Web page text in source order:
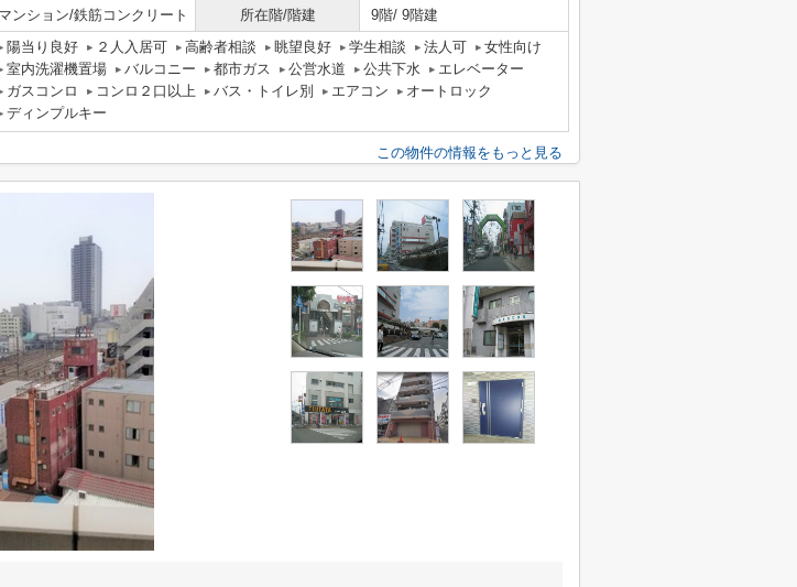
マンション/鉄筋コンクリート 所在階/階建 9階/ 9階建
陽当り良好 ２人入居可 高齢者相談 眺望良好 学生相談 法人可
女性向け
室内洗濯機置場
バルコニー 都市ガス 公営水道 公共下水
エレベーター
ガスコンロ
コンロ２口以上 バス・トイレ別 エアコン
オートロック
ディンプルキー
この物件の情報をもっと見る